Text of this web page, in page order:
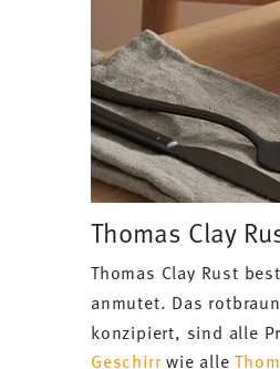
Thomas Clay
Thomas Clay Rust
anmutet. Das
konzipiert, sind alle
Geschirrwie alle